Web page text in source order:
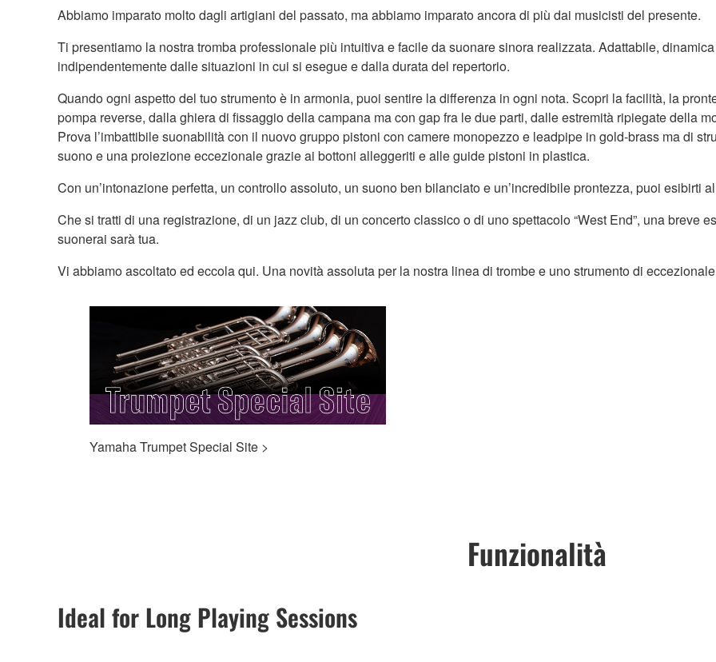
Abbiamo imparato molto dagli artigiani del passato, ma abbiamo imparato ancora di più dai musicisti del presente.
Ti presentiamo la nostra tromba professionale più intuitiva e facile da suonare sinora realizzata. Adattabile,
indipendentemente dalle situazioni in cui si esegue e dalla durata del repertorio.
Quando ogni aspetto del tuo strumento è in armonia, puoi sentire la differenza in ogni nota. Scopri la facilità, la
pompa reverse, dalla ghiera di fissaggio della campana ma con gap fra le due parti, dalle estremità ripiegate della
Prova l’imbattibile suonabilità con il nuovo gruppo pistoni con camere monopezzo e leadpipe in gold-brass ma di
suono e una proiezione eccezionale grazie ai bottoni alleggeriti e alle guide pistoni in plastica.
Con un’intonazione perfetta, un controllo assoluto, un suono ben bilanciato e un’incredibile prontezza, puoi esibirti
Che si tratti di una registrazione, di un jazz club, di un concerto classico o di uno spettacolo “West End”, una breve
suonerai sarà tua.
Vi abbiamo ascoltato ed eccola qui. Una novità assoluta per la nostra linea di trombe e uno strumento di
Yamaha Trumpet Special Site >
Funzionalità
Ideal for Long Playing Sessions